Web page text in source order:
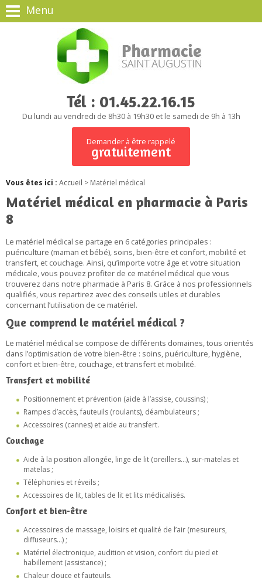
Menu
Tél : 01.45.22.16.15
Du lundi au vendredi de 8h30 à 19h30 et le samedi de 9h à 13h
Demander à être rappelé
gratuitement
Vous êtes ici : Accueil > Matériel médical
Matériel médical en pharmacie à Paris
8
Le matériel médical se partage en 6 catégories principales :
puériculture (maman et bébé), soins, bien-être et confort, mobilité et
transfert, et couchage. Ainsi, qu’importe votre âge et votre situation
médicale, vous pouvez profiter de ce matériel médical que vous
trouverez dans notre pharmacie à Paris 8. Grâce à nos professionnels
qualifiés, vous repartirez avec des conseils utiles et durables
concernant l’utilisation de ce matériel.
Que comprend le matériel médical ?
Le matériel médical se compose de différents domaines, tous orientés
dans l’optimisation de votre bien-être : soins, puériculture, hygiène,
confort et bien-être, couchage, et transfert et mobilité.
Transfert et mobilité
Positionnement et prévention (aide à l’assise, coussins) ;
Rampes d’accès, fauteuils (roulants), déambulateurs ;
Accessoires (cannes) et aide au transfert.
Couchage
Aide à la position allongée, linge de lit (oreillers…), sur-matelas et
matelas ;
Téléphonies et réveils ;
Accessoires de lit, tables de lit et lits médicalisés.
Confort et bien-être
Accessoires de massage, loisirs et qualité de l’air (mesureurs,
diffuseurs…) ;
Matériel électronique, audition et vision, confort du pied et
habillement (assistance) ;
Chaleur douce et fauteuils.